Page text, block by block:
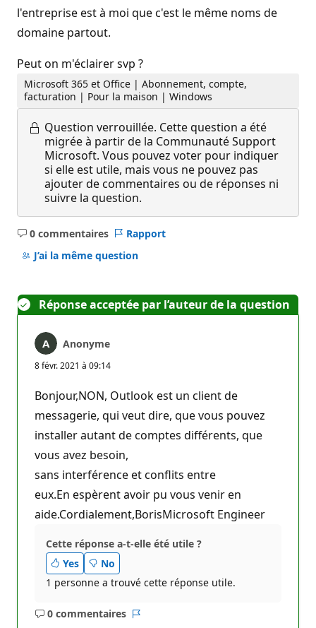
l'entreprise est à moi que c'est le même noms de
domaine partout.
Peut on m'éclairer svp ?
Microsoft 365 et Office | Abonnement, compte,
facturation | Pour la maison | Windows
Question verrouillée. Cette question a été
migrée à partir de la Communauté Support
Microsoft. Vous pouvez voter pour indiquer
si elle est utile, mais vous ne pouvez pas
ajouter de commentaires ou de réponses ni
suivre la question.
0 commentaires
Aucun
commentaire
Rapport
J’ai la même question
Réponse acceptée par l’auteur de la question
Anonyme
8 févr. 2021 à 09:14
Bonjour,NON, Outlook est un client de
messagerie, qui veut dire, que vous pouvez
installer autant de comptes différents, que
vous avez besoin,
sans interférence et conflits entre
eux.En espèrent avoir pu vous venir en
aide.Cordialement,BorisMicrosoft Engineer
Cette réponse a-t-elle été utile ?
Yes
No
1 personne a trouvé cette réponse utile.
0 commentaires
Aucun